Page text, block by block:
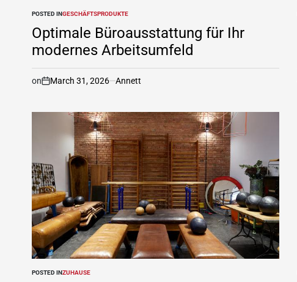
POSTED INGESCHÄFTSPRODUKTE
Optimale Büroausstattung für Ihr
modernes Arbeitsumfeld
on March 31, 2026 Annett
POSTED INZUHAUSE